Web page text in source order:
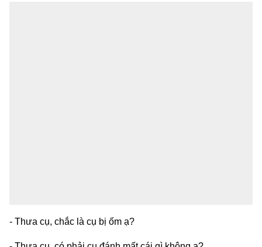
- Thưa cụ, chắc là cụ bị ốm ạ?